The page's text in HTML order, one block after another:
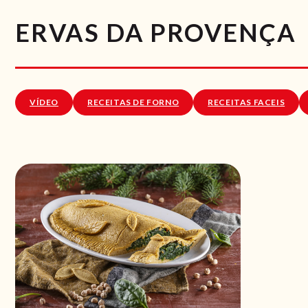
ERVAS DA PROVENÇA
VÍDEO RECEITAS DE FORNO RECEITAS FACEIS